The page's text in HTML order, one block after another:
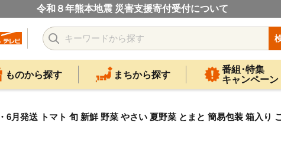
令和８年熊本地震 災害支援寄付受付について
ものから探す まちから探す
番組･特集
キャンペーン
月発送 トマト 旬 新鮮 野菜 やさい 夏野菜 とまと 簡易包装 箱入り